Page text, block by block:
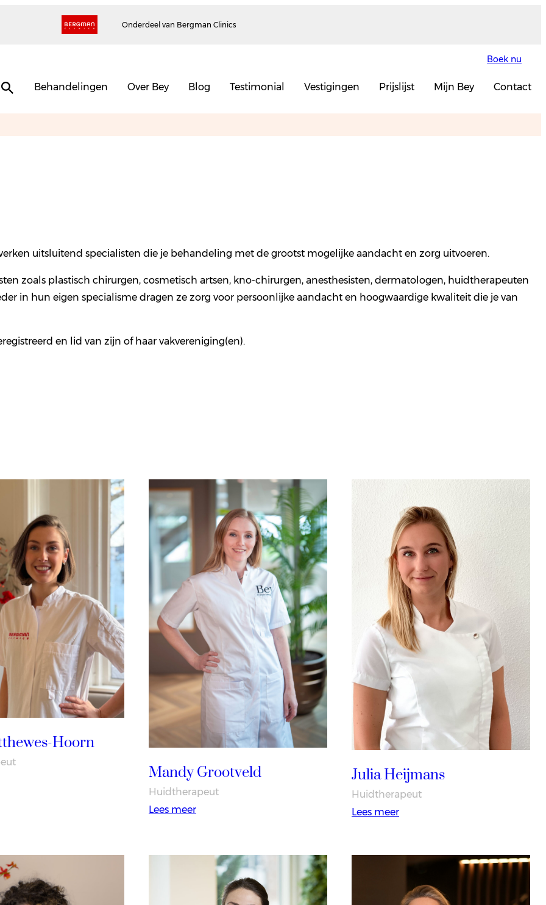
Onderdeel van Bergman Clinics
Boek nu
Behandelingen Over Bey Blog Testimonial Vestigingen Prijslijst Mijn Bey Contact
uitsluitend specialisten die je behandeling met de grootst mogelijke aandacht en zorg uitvoeren.
zoals plastisch chirurgen, cosmetisch artsen, kno-chirurgen, anesthesisten, dermatologen, huidtherapeuten
in hun eigen specialisme dragen ze zorg voor persoonlijke aandacht en hoogwaardige kwaliteit die je van
en lid van zijn of haar vakvereniging(en).
Hoorn
Mandy Grootveld
Huidtherapeut
Lees meer:
Julia Heijmans
Huidtherapeut
Lees meer: